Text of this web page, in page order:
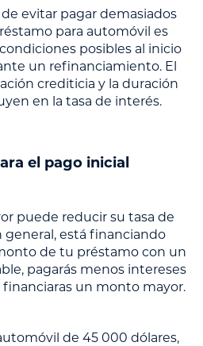
de evitar pagar demasiados
para automóvil es
posibles al inicio
un refinanciamiento. El
crediticia y la duración
en la tasa de interés.
el pago inicial
puede reducir su tasa de
general, está financiando
de tu préstamo con un
pagarás menos intereses
financiaras un monto mayor.
de 45 000 dólares,